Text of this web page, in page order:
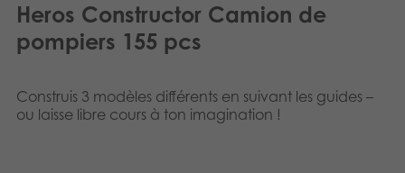
Produits archivés
Applications mobiles
Dansk
Norsk
Heros Constructor Camion de
pompiers 155 pcs
Construis 3 modèles différents en suivant les guides –
ou laisse libre cours à ton imagination !